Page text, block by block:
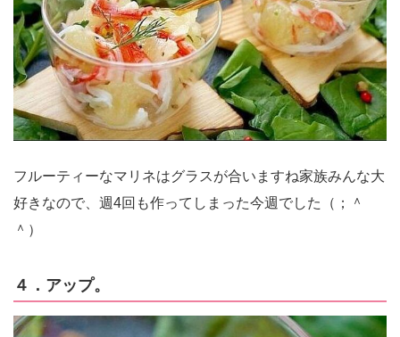
フルーティーなマリネはグラスが合いますね家族みんな大
好きなので、週4回も作ってしまった今週でした（；＾
＾）
４．アップ。